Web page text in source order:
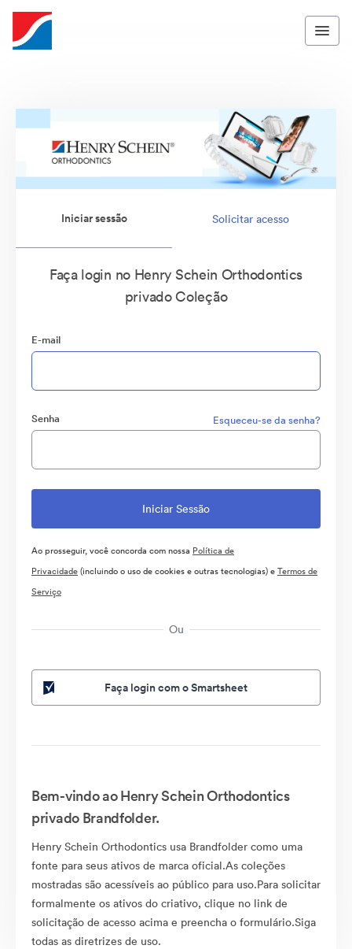
Iniciar sessão Solicitar acesso
Faça login no Henry Schein Orthodontics
privado Coleção
E-mail
Senha Esqueceu-se da senha?
Ao prosseguir, você concorda com nossa Política de
Privacidade(incluindo o uso de cookies e outras tecnologias) eTermos de
Serviço
Ou
Faça login com o Smartsheet
Bem-vindo ao Henry Schein Orthodontics
privado Brandfolder.
Henry Schein Orthodontics usa Brandfolder como uma
fonte para seus ativos de marca oficial.As coleções
mostradas são acessíveis ao público para uso.Para solicitar
formalmente os ativos do criativo, clique no link de
solicitação de acesso acima e preencha o formulário.Siga
todas as diretrizes de uso.